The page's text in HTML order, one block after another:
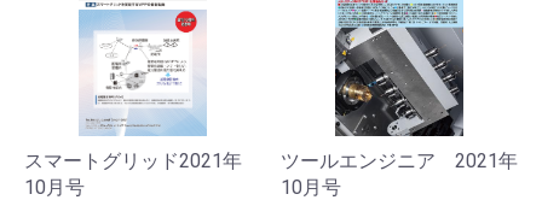
スマートグリッド2021年
10月号
ツールエンジニア 2021年
10月号